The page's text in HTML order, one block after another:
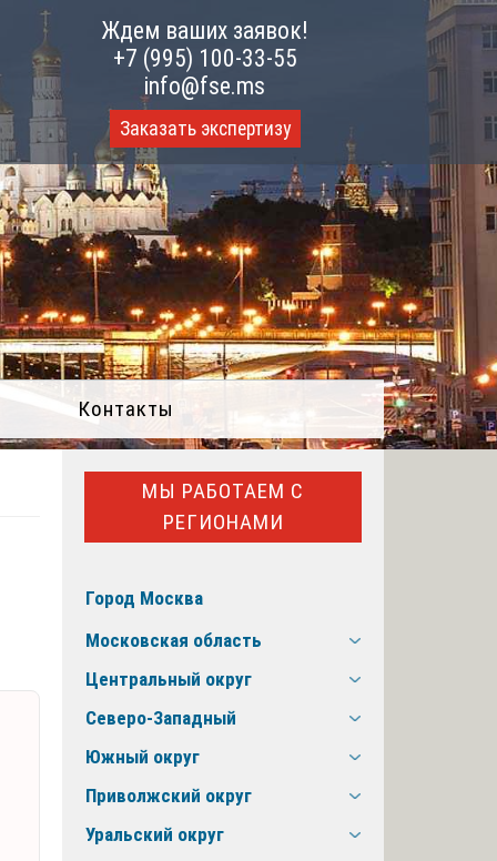
Ждем ваших заявок!
+7 (995) 100-33-55
info@fse.ms
Заказать экспертизу
Контакты
МЫ РАБОТАЕМ С
РЕГИОНАМИ
Город Москва
Московская область
Центральный округ
Северо-Западный
Южный округ
Приволжский округ
Уральский округ